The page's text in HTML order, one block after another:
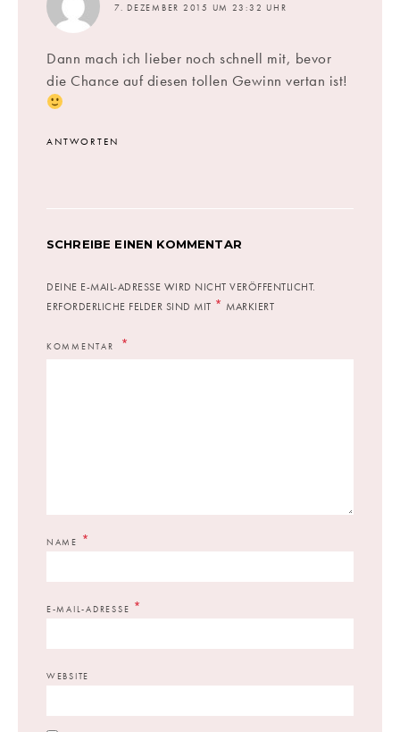
7. DEZEMBER 2015 UM 23:32 UHR
Dann mach ich lieber noch schnell mit, bevor
die Chance auf diesen tollen Gewinn vertan ist!
ANTWORTEN
SCHREIBE EINEN KOMMENTAR
DEINE E-MAIL-ADRESSE WIRD NICHT VERÖFFENTLICHT.
ERFORDERLICHE FELDER SIND MIT * MARKIERT
KOMMENTAR
NAME *
E-MAIL-ADRESSE *
WEBSITE